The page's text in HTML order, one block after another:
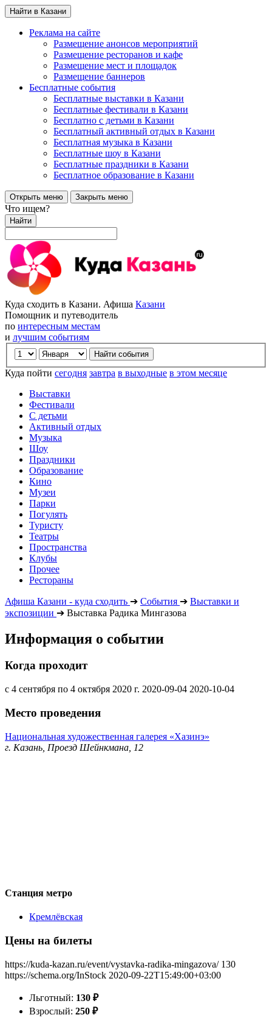
Найти в Казани
Реклама на сайте
Размещение анонсов мероприятий
Размещение ресторанов и кафе
Размещение мест и площадок
Размещение баннеров
Бесплатные события
Бесплатные выставки в Казани
Бесплатные фестивали в Казани
Бесплатно с детьми в Казани
Бесплатный активный отдых в Казани
Бесплатная музыка в Казани
Бесплатные шоу в Казани
Бесплатные праздники в Казани
Бесплатное образование в Казани
Открыть меню Закрыть меню
Что ищем?
Найти
Куда сходить в Казани. Афиша Казани
Помощник и путеводитель
по интересным местам
и лучшим событиям
Куда пойти сегодня завтра в выходные в этом месяце
Выставки
Фестивали
С детьми
Активный отдых
Музыка
Шоу
Праздники
Образование
Кино
Музеи
Парки
Погулять
Туристу
Театры
Пространства
Клубы
Прочее
Рестораны
Афиша Казани - куда сходить ➔ События ➔ Выставки и
экспозиции ➔ Выставка Радика Мингазова
Информация о событии
Когда проходит
с 4 сентября по 4 октября 2020 г. 2020-09-04 2020-10-04
Место проведения
Национальная художественная галерея «Хазинэ»
г. Казань, Проезд Шейнкмана, 12
Станция метро
Кремлёвская
Цены на билеты
https://kuda-kazan.ru/event/vystavka-radika-mingazova/ 130
https://schema.org/InStock 2020-09-22T15:49:00+03:00
Льготный: 130 ₽
Взрослый: 250 ₽